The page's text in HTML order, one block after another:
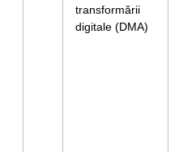
transformării
digitale (DMA)